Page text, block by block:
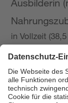
Ausbilderin
in Vollzeit
in Teilzeit